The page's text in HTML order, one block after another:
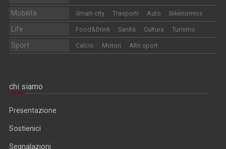
Mobilità Smart-city Trasporti Auto Bikenomics
Life Food&Drink Sanità Cultura Turismo
Sport Calcio Motori Altri sport
chi siamo
Presentazione
Sostienici
Segnalazioni